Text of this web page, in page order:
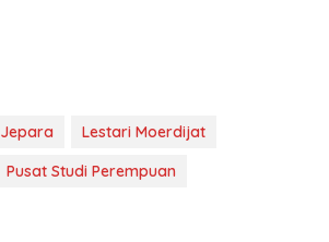
Jepara
Lestari Moerdijat
Pusat Studi Perempuan